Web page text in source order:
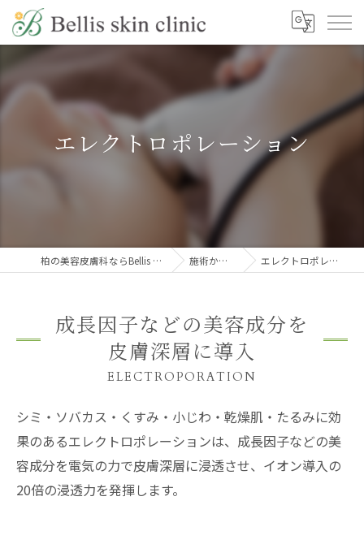
エレクトロポレーション
柏の美容皮膚科ならBellis skin clinic 施術から探す エレクトロポレーション
成長因子などの美容成分を
皮膚深層に導入
ELECTROPORATION
シミ・ソバカス・くすみ・小じわ・乾燥肌・たるみに効
果のあるエレクトロポレーションは、成長因子などの美
容成分を電気の力で皮膚深層に浸透させ、イオン導入の
20倍の浸透力を発揮します。